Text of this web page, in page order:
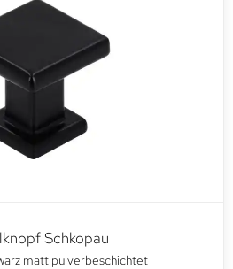
Schkopau
matt pulverbeschichtet